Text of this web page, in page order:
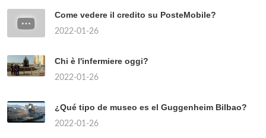
Come vedere il credito su PosteMobile?
2022-01-26
Chi è l'infermiere oggi?
2022-01-26
¿Qué tipo de museo es el Guggenheim Bilbao?
2022-01-26